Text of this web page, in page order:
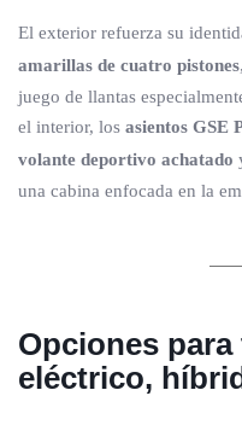
El exterior refuerza su
amarillas de cuatro pistones
juego de llantas
el interior, los asientos GSE
volante deportivo achatado
una cabina enfocada en la
Opciones
eléctrico,